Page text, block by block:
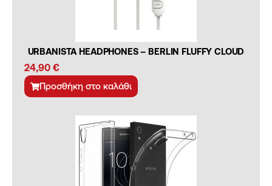
URBANISTA HEADPHONES – BERLIN FLUFFY CLOUD
24,90 €
Προσθήκη στο καλάθι